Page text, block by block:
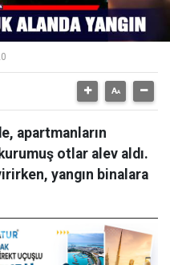
apartmanların
otlar alev aldı.
yangın binalara